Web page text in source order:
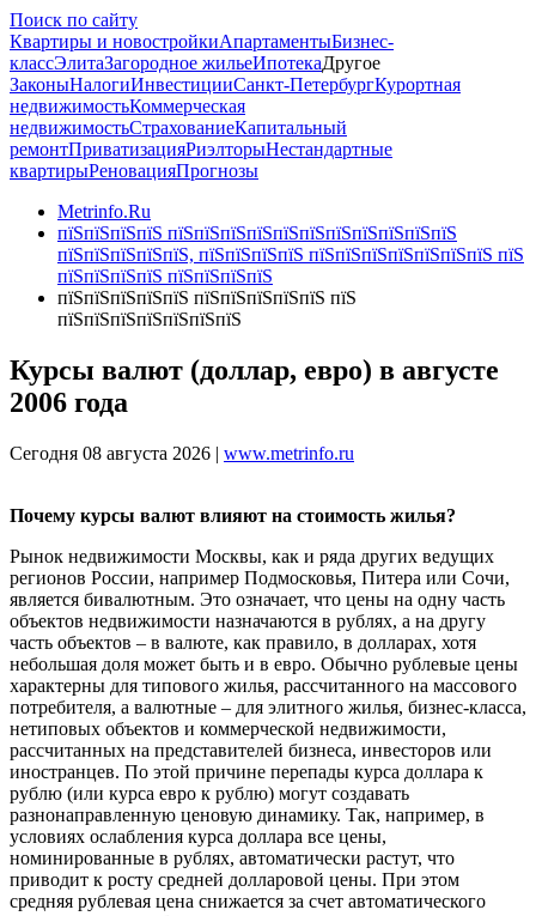
Поиск по сайту
Квартиры и новостройкиАпартаментыБизнес-
классЭлитаЗагородное жильеИпотекаДругое
ЗаконыНалогиИнвестицииСанкт-ПетербургКурортная
недвижимостьКоммерческая
недвижимостьСтрахованиеКапитальный
ремонтПриватизацияРиэлторыНестандартные
квартирыРеновацияПрогнозы
Metrinfo.Ru
пїЅпїЅпїЅпїЅ пїЅпїЅпїЅпїЅпїЅпїЅпїЅпїЅпїЅпїЅпїЅ
пїЅпїЅпїЅпїЅпїЅ, пїЅпїЅпїЅпїЅ пїЅпїЅпїЅпїЅпїЅпїЅпїЅ пїЅ
пїЅпїЅпїЅпїЅ пїЅпїЅпїЅпїЅ
пїЅпїЅпїЅпїЅпїЅ пїЅпїЅпїЅпїЅпїЅ пїЅ
пїЅпїЅпїЅпїЅпїЅпїЅпїЅ
Курсы валют (доллар, евро) в августе
2006 года
Сегодня 08 августа 2026 | www.metrinfo.ru
Почему курсы валют влияют на стоимость жилья?
Рынок недвижимости Москвы, как и ряда других ведущих
регионов России, например Подмосковья, Питера или Сочи,
является бивалютным. Это означает, что цены на одну часть
объектов недвижимости назначаются в рублях, а на другу
часть объектов – в валюте, как правило, в долларах, хотя
небольшая доля может быть и в евро. Обычно рублевые цены
характерны для типового жилья, рассчитанного на массового
потребителя, а валютные – для элитного жилья, бизнес-класса,
нетиповых объектов и коммерческой недвижимости,
рассчитанных на представителей бизнеса, инвесторов или
иностранцев. По этой причине перепады курса доллара к
рублю (или курса евро к рублю) могут создавать
разнонаправленную ценовую динамику. Так, например, в
условиях ослабления курса доллара все цены,
номинированные в рублях, автоматически растут, что
приводит к росту средней долларовой цены. При этом
средняя рублевая цена снижается за счет автоматического